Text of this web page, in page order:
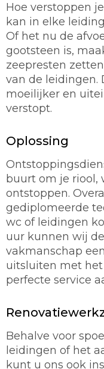
Hoe verstoppen
kan in elke
Of het nu de
gootsteen is,
zeepresten
van de leidingen.
moeilijker en
verstopt.
Oplossing
buurt om je riool,
ontstoppen.
gediplomeerde
wc of leidingen
uur kunnen wij
vakmanschap
uitsluiten met
perfecte service
Behalve voor
leidingen of het
kunt u ons ook